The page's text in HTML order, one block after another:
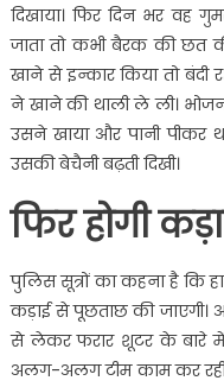
दिखाया। फिर दिन भर वह
जाता तो कभी बैरक की छत
खाने से इन्कार किया तो बंदी
ने खाने की थाली ले ली।
उसने खाया और पानी पीकर
उसकी बेचैनी बढ़ती दिखी।
फिर होगी
पुलिस सूत्रों का कहना है कि
कड़ाई से पूछताछ की जाएगी।
से लेकर फरार शूटर के बारे
अलग-अलग टीम काम कर रही